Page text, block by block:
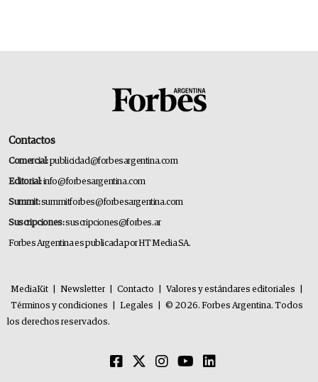
Contactos
Comercial:publicidad@forbesargentina.com
Editorial:info@forbesargentina.com
Summit:summitforbes@forbesargentina.com
Suscripciones:suscripciones@forbes.ar
Forbes Argentina es publicada por HT Media SA.
MediaKit Newsletter Contacto Valores y estándares editoriales
Términos y condiciones
Legales
© 2026. Forbes Argentina. Todos
los derechos reservados.